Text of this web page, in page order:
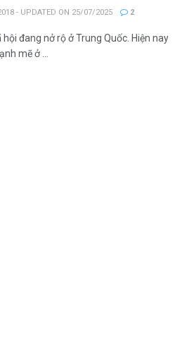
- UPDATED ON 25/07/2025 2
đang nở rộ ở Trung Quốc. Hiện nay
mẽ ở ...